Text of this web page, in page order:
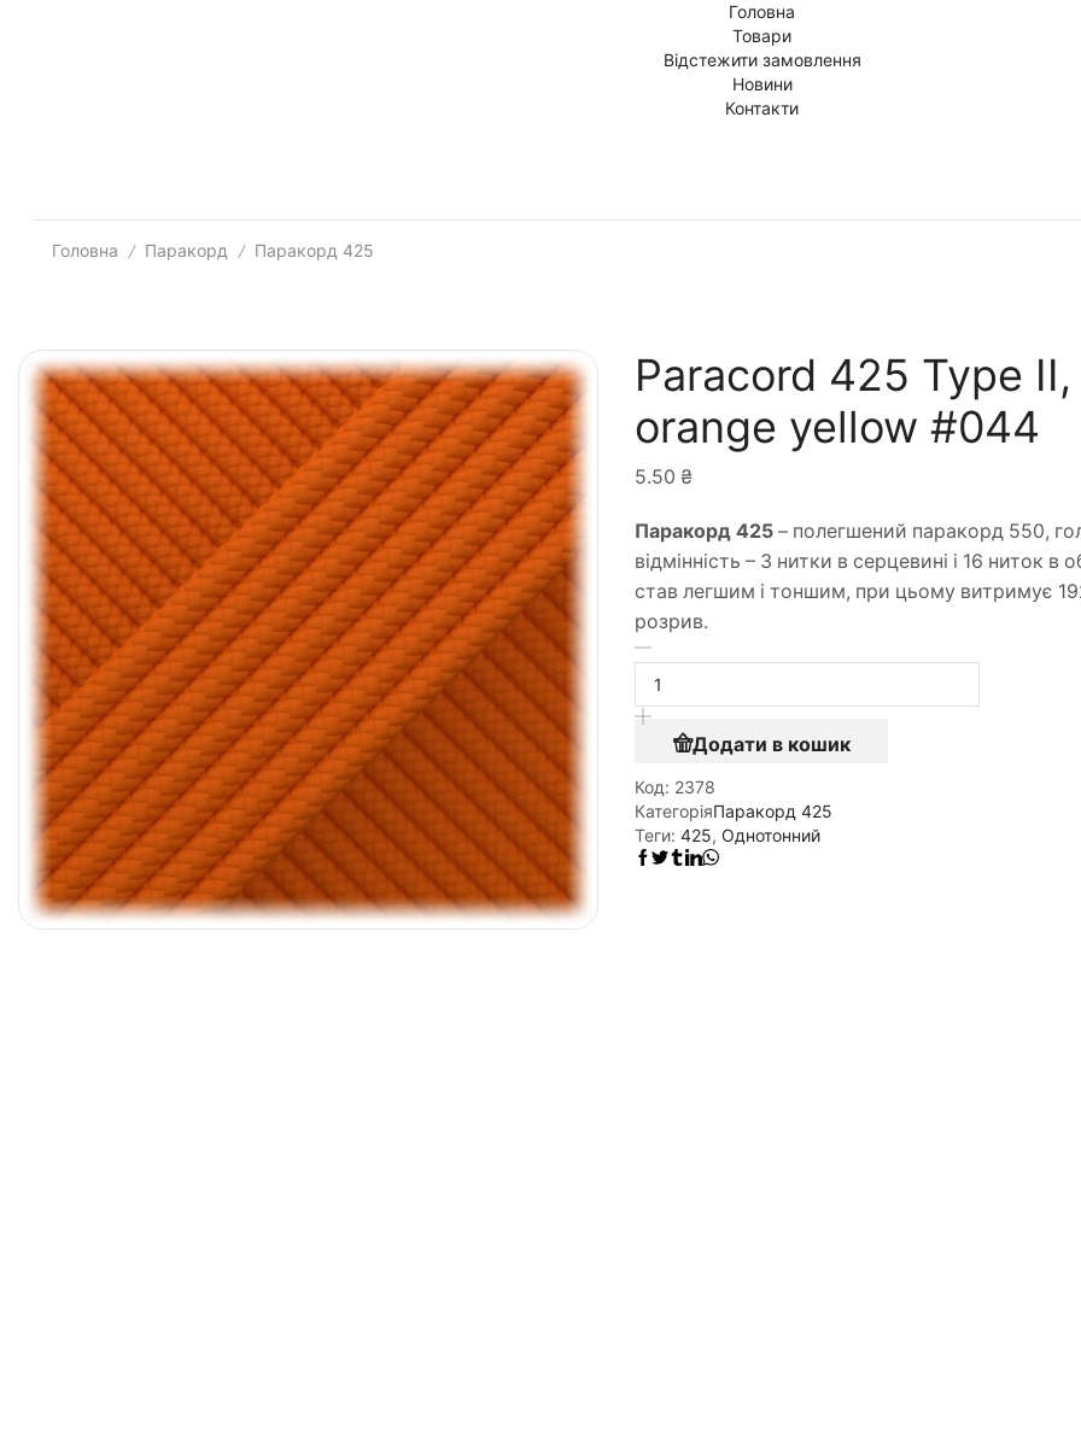
Головна
Товари
Відстежити замовлення
Новини
Контакти
Головна / Паракорд / Паракорд 425
Paracord 425 Type II,
orange yellow #044
5.50 ₴
Паракорд 425 – полегшений паракорд 550,
відмінність – 3 нитки в серцевині і 16 ниток в
став легшим і тоншим, при цьому витримує
розрив.
Додати в кошик
Код: 2378
КатегоріяПаракорд 425
Теги: 425, Однотонний